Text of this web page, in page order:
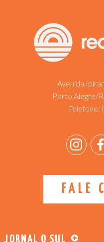
Avenida
Porto Alegre/
Telefone:
FALE
JORNAL O SUL